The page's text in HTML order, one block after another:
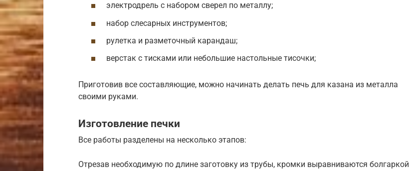
электродрель с набором сверел по металлу;
набор слесарных инструментов;
рулетка и разметочный карандаш;
верстак с тисками или небольшие настольные тисочки;
Приготовив все составляющие, можно начинать делать печь для казана из металла
своими руками.
Изготовление печки
Все работы разделены на несколько этапов:
Отрезав необходимую по длине заготовку из трубы, кромки выравниваются болгаркой